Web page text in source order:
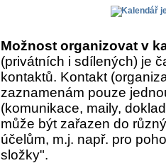
Možnost organizovat v
(privátních i sdílených) je
kontaktů. Kontakt
zaznamenám pouze
(komunikace, maily,
může být zařazen do
účelům, m.j. např. pro
složky".